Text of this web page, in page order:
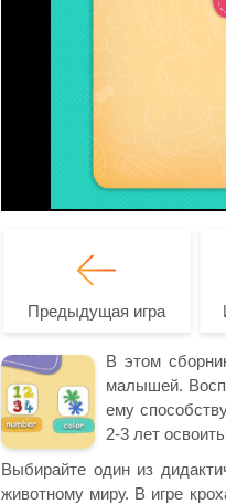
Предыдущая игра
В этом
малышей.
ему
2-3 лет
Выбирайте один из
животному миру. В игре